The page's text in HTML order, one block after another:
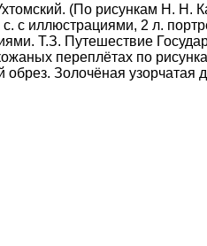
(По рисункам Н. Н.
с иллюстрациями, 2 л.
Т.З. Путешествие
переплётах по
Золочёная узорчатая